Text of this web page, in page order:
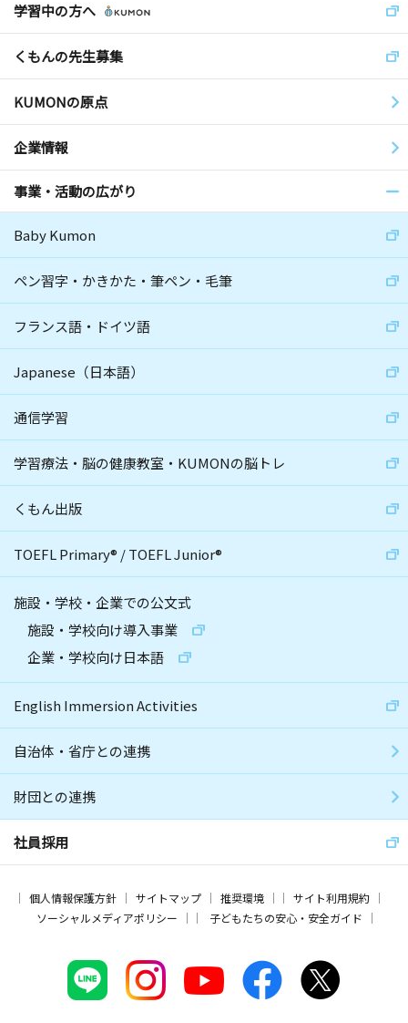
学習中の方へ
くもんの先生募集
KUMONの原点
企業情報
事業・活動の広がり
Baby Kumon
ペン習字・かきかた・筆ペン・毛筆
フランス語・ドイツ語
Japanese（日本語）
通信学習
学習療法・脳の健康教室・KUMONの脳トレ
くもん出版
TOEFL Primary® /TOEFL Junior®
施設・学校・企業での公文式
施設・学校向け導入事業
企業・学校向け日本語
English Immersion Activities
自治体・省庁との連携
財団との連携
社員採用
個人情報保護方針 サイトマップ 推奨環境
サイト利用規約
ソーシャルメディアポリシー
子どもたちの安心・安全ガイド